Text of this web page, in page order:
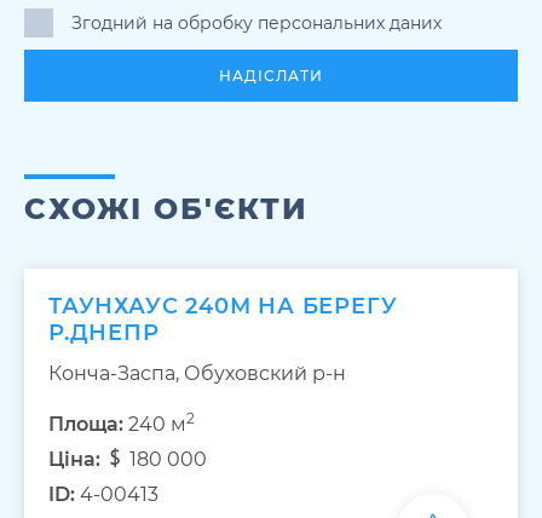
Згодний на обробку персональних даних
НАДІСЛАТИ
СХОЖІ ОБ'ЄКТИ
ТАУНХАУС 240М НА БЕРЕГУ
Р.ДНЕПР
Конча-Заспа, Обуховский р-н
Площа: 240 м2
Ціна:
180 000
ID: 4-00413